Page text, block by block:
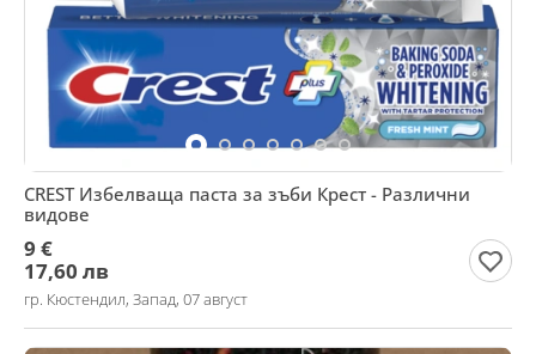
CREST Избелваща паста за зъби Крест - Различни
видове
9 €
17,60 лв
гр. Кюстендил, Запад, 07 август